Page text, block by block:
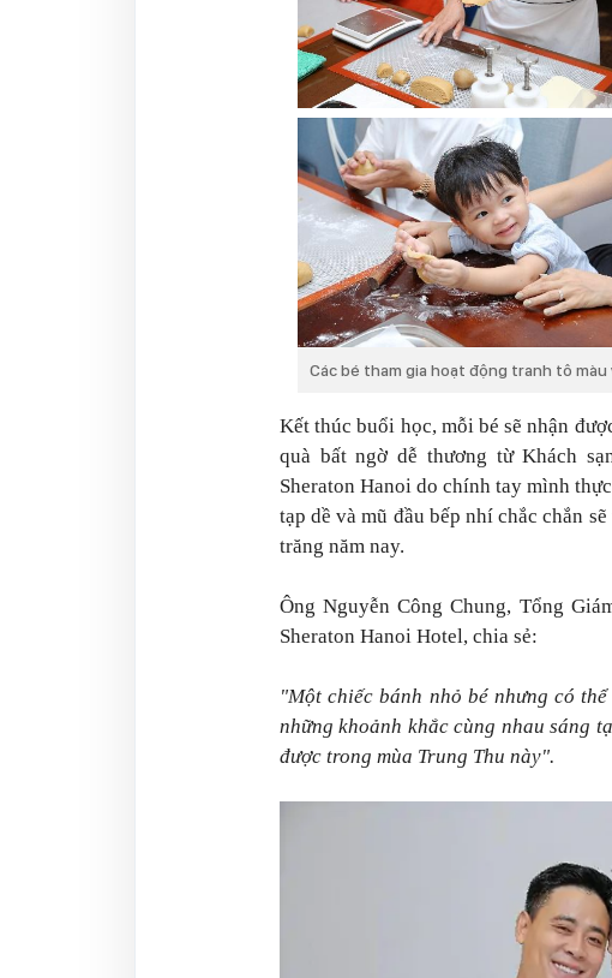
Các bé tham gia hoạt động tranh tô
Kết thúc buổi học, mỗi bé sẽ nhận
quà bất ngờ dễ thương từ Khách
Sheraton Hanoi do chính tay mình
tạp dề và mũ đầu bếp nhí chắc chắn
trăng năm nay.
Ông Nguyễn Công Chung, Tổng
Sheraton Hanoi Hotel, chia sẻ:
"Một chiếc bánh nhỏ bé nhưng có
những khoảnh khắc cùng nhau sáng
được trong mùa Trung Thu này".